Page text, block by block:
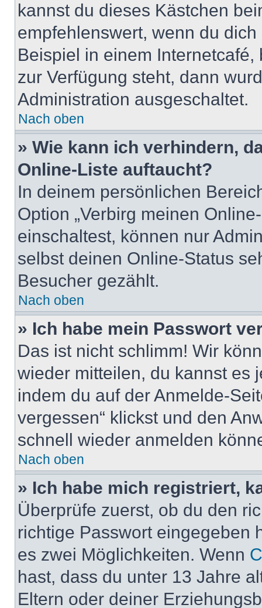
kannst du dieses Kästchen
empfehlenswert, wenn du
Beispiel in einem
zur Verfügung steht, dann
Administration ausgeschaltet.
Nach oben
» Wie kann ich verhindern,
Online-Liste auftaucht?
In deinem persönlichen
Option „Verbirg meinen
einschaltest, können nur
selbst deinen Online-Status
Besucher gezählt.
Nach oben
» Ich habe mein Passwort
Das ist nicht schlimm! Wir
wieder mitteilen, du kannst es
indem du auf der Anmelde-
vergessen“ klickst und den
schnell wieder anmelden
Nach oben
» Ich habe mich registriert,
Überprüfe zuerst, ob du den
richtige Passwort eingegeben
es zwei Möglichkeiten. Wenn
hast, dass du unter 13 Jahre
Eltern oder deiner